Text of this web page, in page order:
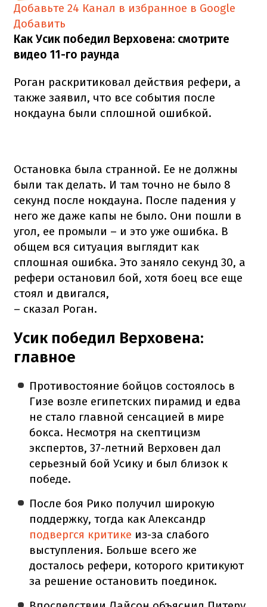
Добавьте 24 Канал в избранное в Google
Добавить
Как Усик победил Верховена: смотрите
видео 11-го раунда
Роган раскритиковал действия рефери, а
также заявил, что все события после
нокдауна были сплошной ошибкой.
Остановка была странной. Ее не должны
были так делать. И там точно не было 8
секунд после нокдауна. После падения у
него же даже капы не было. Они пошли в
угол, ее промыли – и это уже ошибка. В
общем вся ситуация выглядит как
сплошная ошибка. Это заняло секунд 30, а
рефери остановил бой, хотя боец все еще
стоял и двигался,
– сказал Роган.
Усик победил Верховена:
главное
Противостояние бойцов состоялось в
Гизе возле египетских пирамид и едва
не стало главной сенсацией в мире
бокса. Несмотря на скептицизм
экспертов, 37-летний Верховен дал
серьезный бой Усику и был близок к
победе.
После боя Рико получил широкую
поддержку, тогда как Александр
подвергся критике из-за слабого
выступления. Больше всего же
досталось рефери, которого критикуют
за решение остановить поединок.